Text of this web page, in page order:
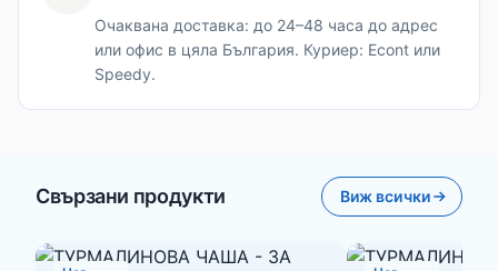
Очаквана доставка: до 24–48 часа до адрес
или офис в цяла България. Куриер: Econt или
Speedy.
Свързани продукти Виж всички